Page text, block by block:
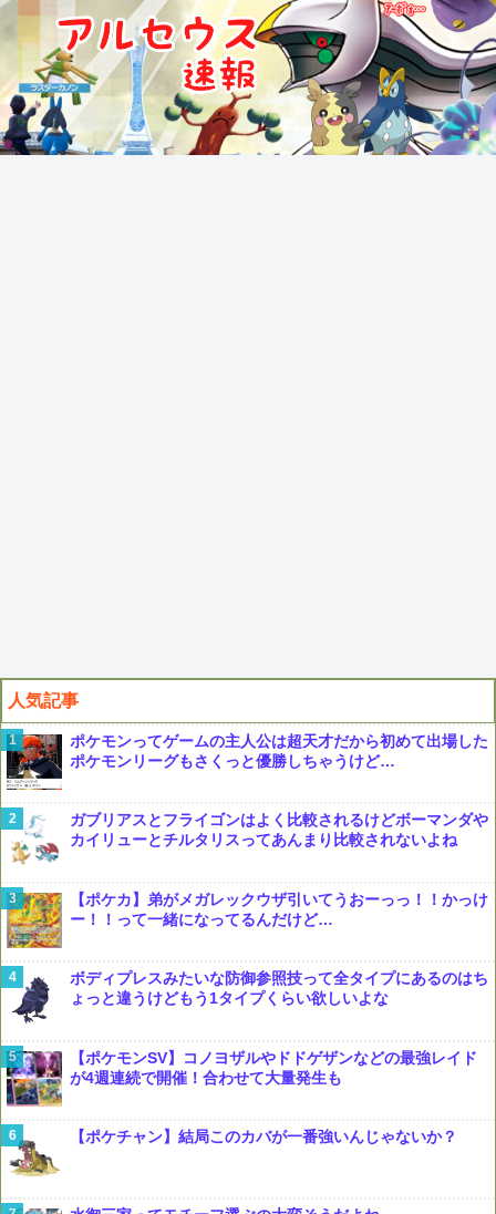
人気記事
ポケモンってゲームの主人公は超天才だから初めて出場した
ポケモンリーグもさくっと優勝しちゃうけど…
ガブリアスとフライゴンはよく比較されるけどボーマンダや
カイリューとチルタリスってあんまり比較されないよね
【ポケカ】弟がメガレックウザ引いてうおーっっ！！かっけ
ー！！って一緒になってるんだけど…
ボディプレスみたいな防御参照技って全タイプにあるのはち
ょっと違うけどもう1タイプくらい欲しいよな
【ポケモンSV】コノヨザルやドドゲザンなどの最強レイド
が4週連続で開催！合わせて大量発生も
【ポケチャン】結局このカバが一番強いんじゃないか？